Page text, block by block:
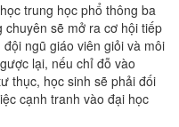
trung học phổ thông ba
sẽ mở ra cơ hội tiếp
ngũ giáo viên giỏi và môi
lại, nếu chỉ đỗ vào
thục, học sinh sẽ phải đối
cạnh tranh vào đại học